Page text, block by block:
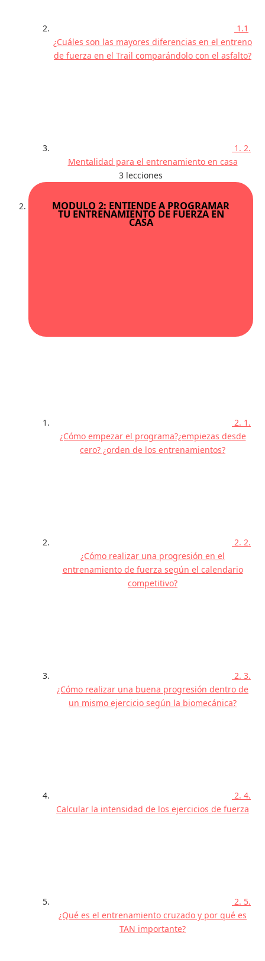
1.1
¿Cuáles son las mayores diferencias en el entreno
de fuerza en el Trail comparándolo con el asfalto?
1. 2.
Mentalidad para el entrenamiento en casa
3 lecciones
MODULO 2: ENTIENDE A PROGRAMAR
TU ENTRENAMIENTO DE FUERZA EN
CASA
2. 1.
¿Cómo empezar el programa?¿empiezas desde
cero? ¿orden de los entrenamientos?
2. 2.
¿Cómo realizar una progresión en el
entrenamiento de fuerza según el calendario
competitivo?
2. 3.
¿Cómo realizar una buena progresión dentro de
un mismo ejercicio según la biomecánica?
2. 4.
Calcular la intensidad de los ejercicios de fuerza
2. 5.
¿Qué es el entrenamiento cruzado y por qué es
TAN importante?